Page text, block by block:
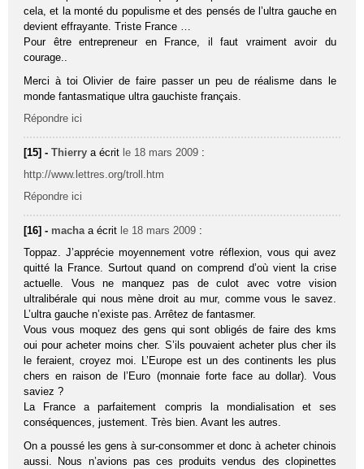
cela, et la monté du populisme et des pensés de l’ultra gauche en
devient effrayante. Triste France …
Pour être entrepreneur en France, il faut vraiment avoir du
courage..
Merci à toi Olivier de faire passer un peu de réalisme dans le
monde fantasmatique ultra gauchiste français.
Répondre ici
[15] -Thierry a écrit le 18 mars 2009 :
http://www.lettres.org/troll.htm
Répondre ici
[16] - macha a écrit le 18 mars 2009 :
Toppaz. J’apprécie moyennement votre réflexion, vous qui avez
quitté la France. Surtout quand on comprend d’où vient la crise
actuelle. Vous ne manquez pas de culot avec votre vision
ultralibérale qui nous mène droit au mur, comme vous le savez.
L’ultra gauche n’existe pas. Arrêtez de fantasmer.
Vous vous moquez des gens qui sont obligés de faire des kms
oui pour acheter moins cher. S’ils pouvaient acheter plus cher ils
le feraient, croyez moi. L’Europe est un des continents les plus
chers en raison de l’Euro (monnaie forte face au dollar). Vous
saviez ?
La France a parfaitement compris la mondialisation et ses
conséquences, justement. Très bien. Avant les autres.
On a poussé les gens à sur-consommer et donc à acheter chinois
aussi. Nous n’avions pas ces produits vendus des clopinettes